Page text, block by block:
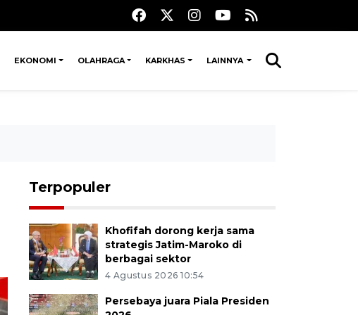
EKONOMI OLAHRAGA KARKHAS LAINNYA
Terpopuler
Khofifah dorong kerja sama
strategis Jatim-Maroko di
berbagai sektor
4 Agustus 2026 10:54
Persebaya juara Piala Presiden